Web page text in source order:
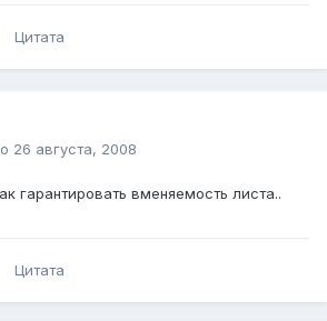
Цитата
26 августа, 2008
гарантировать вменяемость листа..
Цитата